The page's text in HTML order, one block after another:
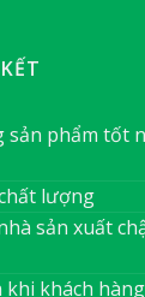
phẩm tốt
lượng
sản xuất
khách